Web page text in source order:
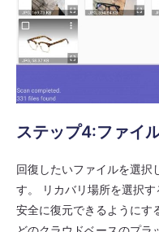
ステップ4:ファイ
回復したいファイルを選択
す。 リカバリ場所を選択
安全に復元できるようにす